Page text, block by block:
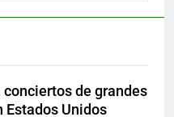
conciertos de grandes
Estados Unidos